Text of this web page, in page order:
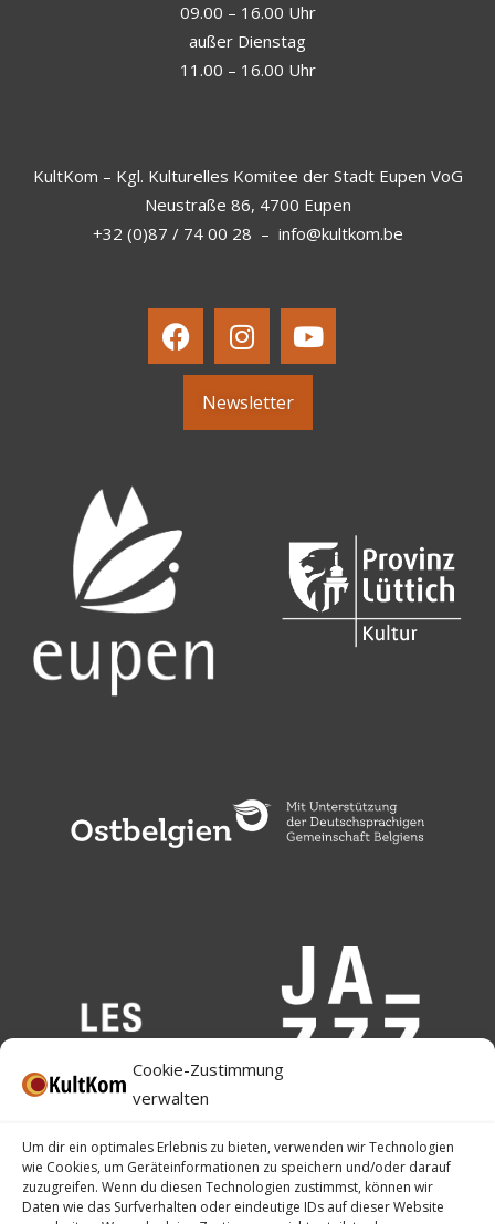
Cookie-Zustimmung
verwalten
Um dir ein optimales Erlebnis zu bieten, verwenden wir Technologien
wie Cookies, um Geräteinformationen zu speichern und/oder darauf
zuzugreifen. Wenn du diesen Technologien zustimmst, können wir
Daten wie das Surfverhalten oder eindeutige IDs auf dieser Website
09.00 – 16.00 Uhr
außer Dienstag
11.00 – 16.00 Uhr
KultKom – Kgl. Kulturelles Komitee der Stadt Eupen VoG
Neustraße 86, 4700 Eupen
+32 (0)87 / 74 00 28 – info@kultkom.be
Newsletter